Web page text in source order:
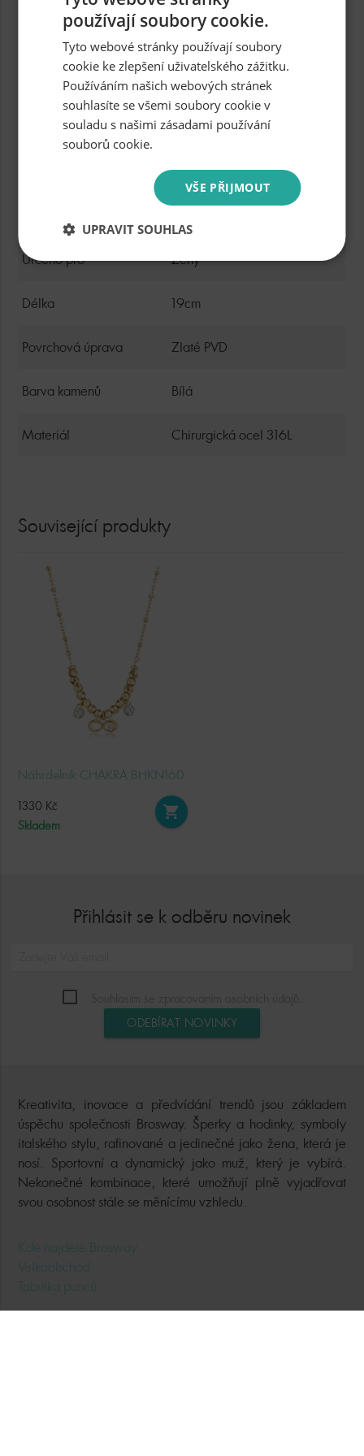
chirurgické oceli 316L
potažený zlatým PVD povlakem
dekorovaný přívěskem ve tvaru nekonečna, který je
symbolem elegance, krásy a čistoty
ideální pro každodenní nošení a přináší do vašeho
vzhledu jemný, ale výrazný prvek
perfektní volba pro ty, kteří hledají stylový a kvalitní
doplněk
Dodáváme v originální krabičce značky Brosway
Určeno pro Ženy
Délka 19cm
Povrchová úprava Zlaté PVD
Barva kamenů Bílá
Materiál Chirurgická ocel 316L
Související produkty
Náhrdelník CHAKRA BHKN160
1330 Kč
Skladem
shopping_cart
Přihlásit se k odběru novinek
ODEBÍRAT NOVINKY
Kreativita, inovace a předvídání trendů jsou základem
úspěchu společnosti Brosway. Šperky a hodinky, symboly
italského stylu, rafinované a jedinečné jako žena, která je
nosí. Sportovní a dynamický jako muž, který je vybírá.
Nekonečné kombinace, které umožňují plně vyjadřovat
svou osobnost stále se měnícímu vzhledu.
Kde najdete Brosway
Velkoobchod
Tabulka punců
používají soubory cookie.
Tyto webové stránky používají soubory
cookie ke zlepšení uživatelského zážitku.
Používáním našich webových stránek
souhlasíte se všemi soubory cookie v
souladu s našimi zásadami používání
souborů cookie.
VŠE PŘIJMOUT
UPRAVIT SOUHLAS